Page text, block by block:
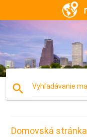
search Vyhľadávanie
Domovská stránka